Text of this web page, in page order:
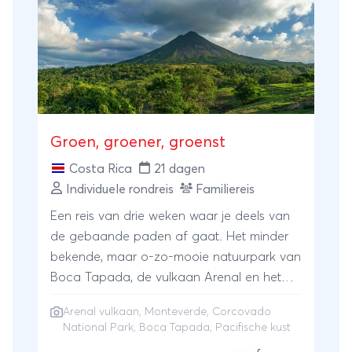
Groen, groener, groenst
Costa Rica
21 dagen
Individuele rondreis
Familiereis
Een reis van drie weken waar je deels van
de gebaande paden af gaat. Het minder
bekende, maar o-zo-mooie natuurpark van
Boca Tapada, de vulkaan Arenal en het
met de ongerepte stranden van de
Arenal vulkaan Monteverde Corcovado
National Park , Boca Tapada, Pacifische kust